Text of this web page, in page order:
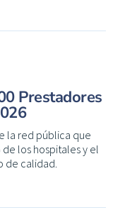
Prestadores
la red pública que
los hospitales y el
de calidad.